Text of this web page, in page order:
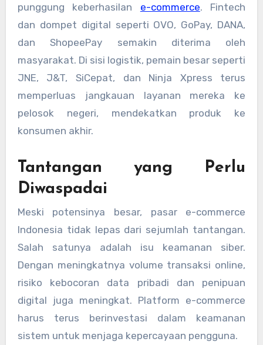
punggung keberhasilan e-commerce. Fintech
dan dompet digital seperti OVO, GoPay, DANA,
dan ShopeePay semakin diterima oleh
masyarakat. Di sisi logistik, pemain besar seperti
JNE, J&T, SiCepat, dan Ninja Xpress terus
memperluas jangkauan layanan mereka ke
pelosok negeri, mendekatkan produk ke
konsumen akhir.
Tantangan yang Perlu
Diwaspadai
Meski potensinya besar, pasar e-commerce
Indonesia tidak lepas dari sejumlah tantangan.
Salah satunya adalah isu keamanan siber.
Dengan meningkatnya volume transaksi online,
risiko kebocoran data pribadi dan penipuan
digital juga meningkat. Platform e-commerce
harus terus berinvestasi dalam keamanan
sistem untuk menjaga kepercayaan pengguna.